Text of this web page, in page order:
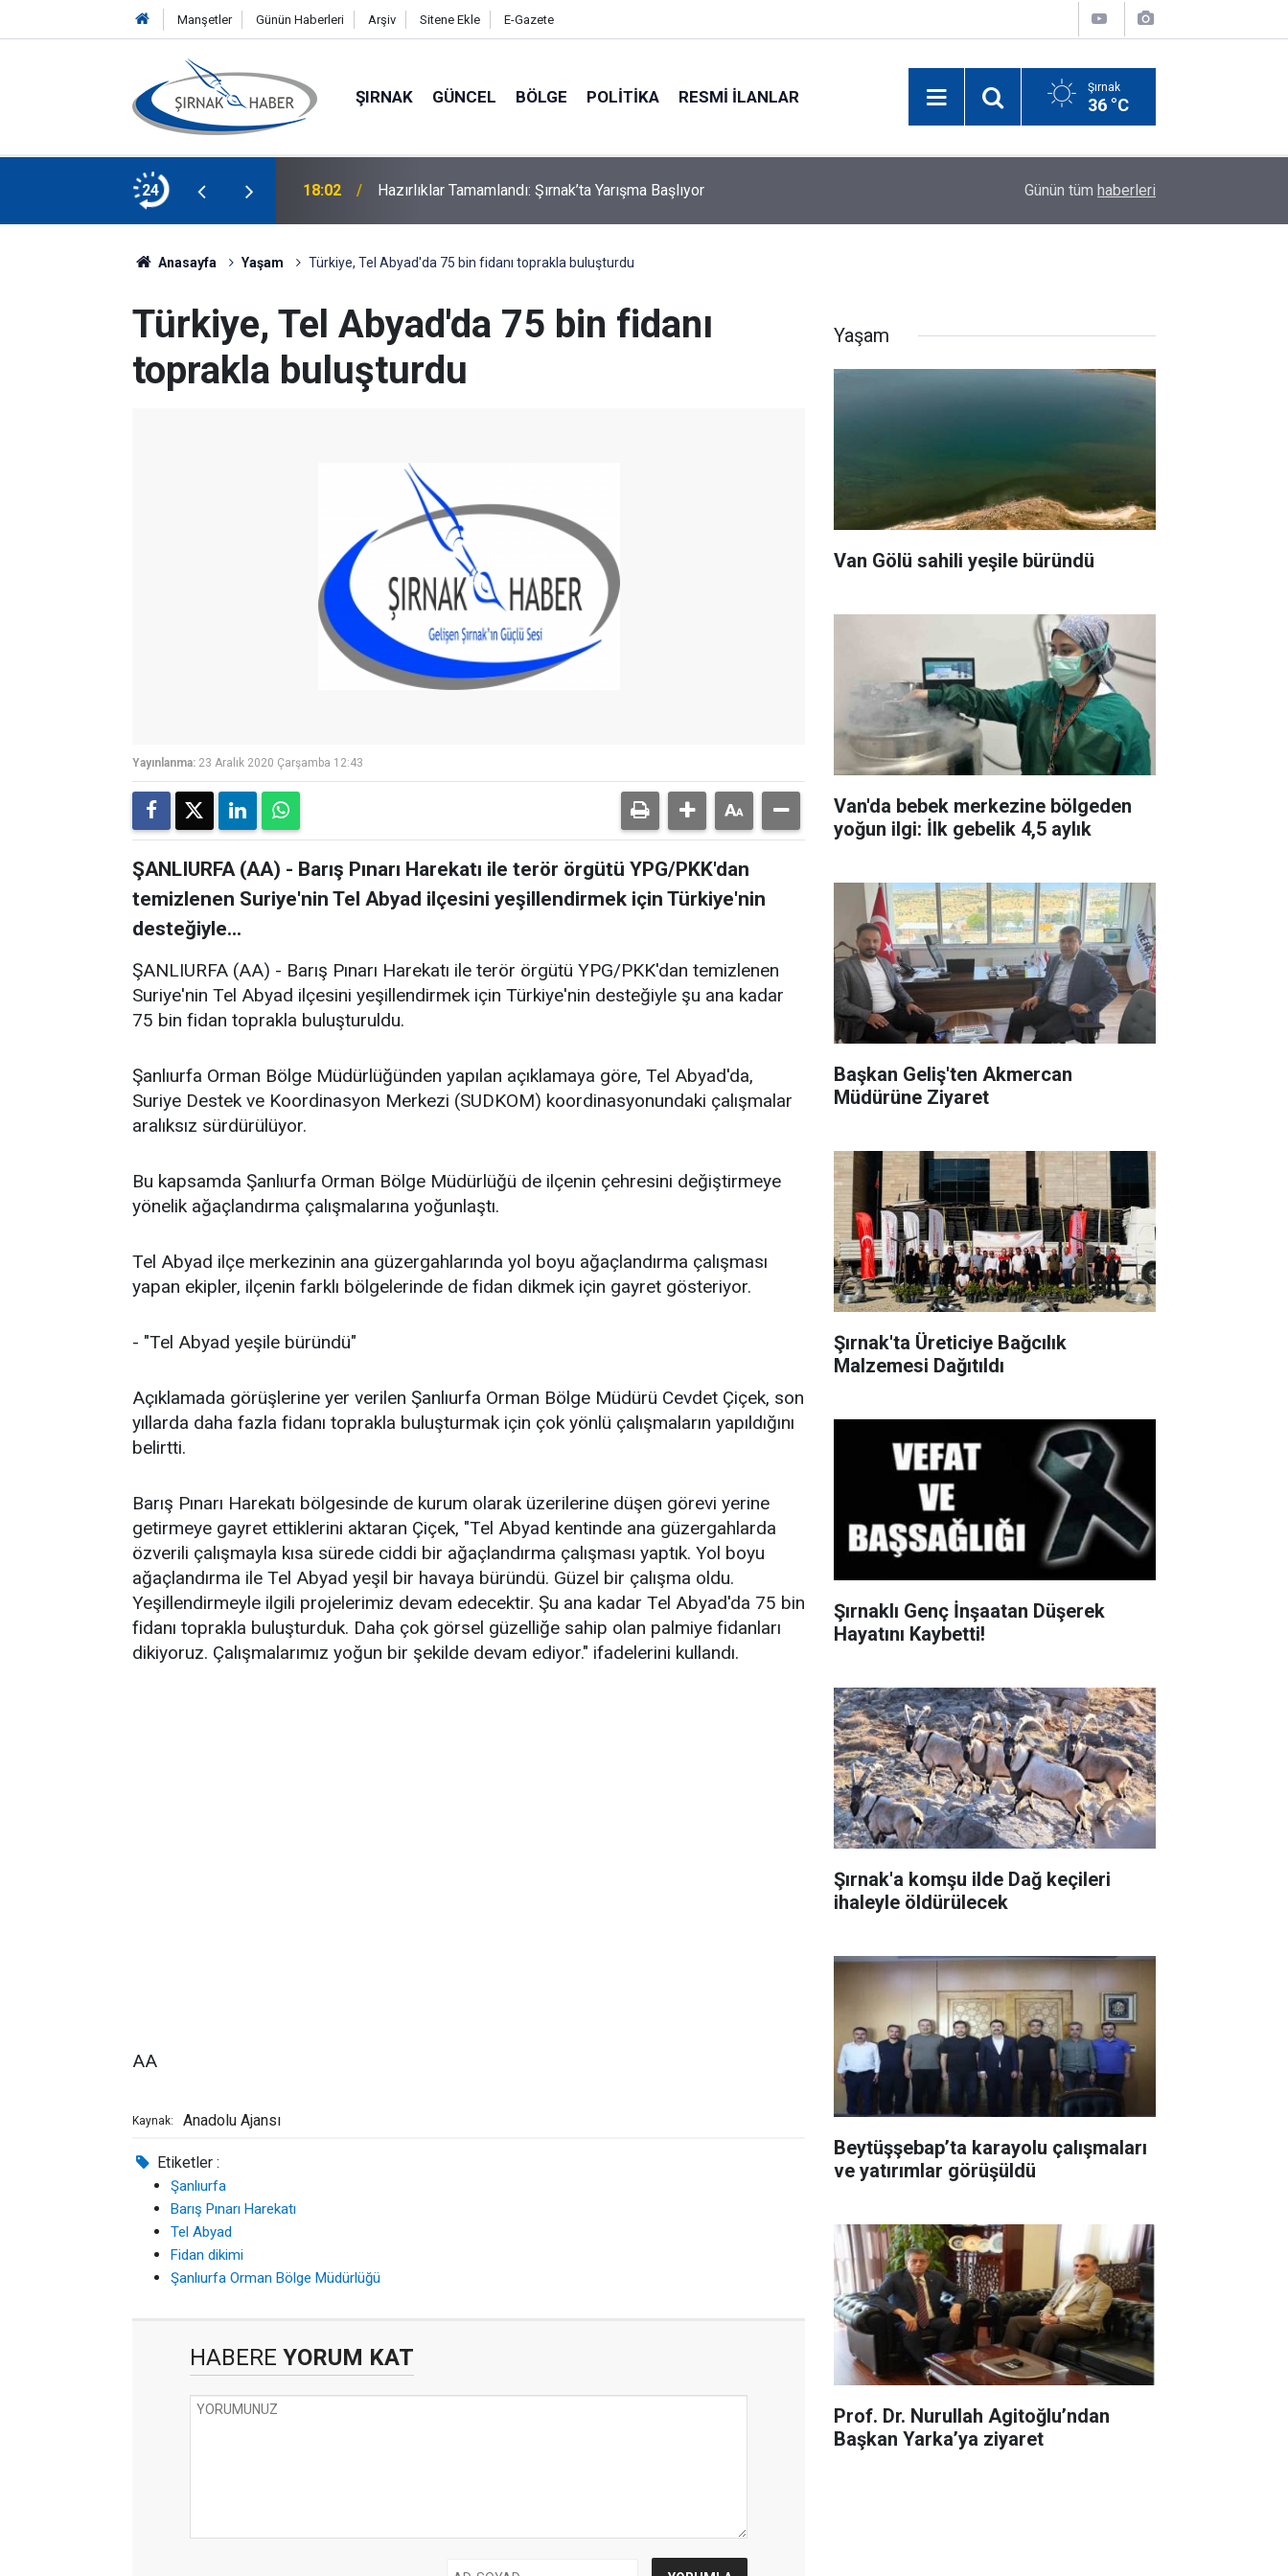
Manşetler Günün Haberleri Arşiv Sitene Ekle E-Gazete
ŞIRNAK GÜNCEL BÖLGE POLITIKA RESMI İLANLAR Şırnak
36 °C
24
yoğun ilgi: İlk gebelik 4,5 aylık 18:02 Hazırlıklar Tamamlandı: Şırnak’ta Yarışma Başlıyor Şırnak TEKNOFEST Drone Şampiyonası'na Ev
Günün tüm haberleri
Anasayfa Yaşam Türkiye, Tel Abyad'da 75 bin fidanı toprakla buluşturdu
Türkiye, Tel Abyad'da 75 bin fidanı
toprakla buluşturdu
Yayınlanma: 23 Aralık 2020 Çarşamba 12:43
ŞANLIURFA (AA) - Barış Pınarı Harekatı ile terör örgütü YPG/PKK'dan
temizlenen Suriye'nin Tel Abyad ilçesini yeşillendirmek için Türkiye'nin
desteğiyle...
ŞANLIURFA (AA) - Barış Pınarı Harekatı ile terör örgütü YPG/PKK'dan temizlenen
Suriye'nin Tel Abyad ilçesini yeşillendirmek için Türkiye'nin desteğiyle şu ana kadar
75 bin fidan toprakla buluşturuldu.
Şanlıurfa Orman Bölge Müdürlüğünden yapılan açıklamaya göre, Tel Abyad'da,
Suriye Destek ve Koordinasyon Merkezi (SUDKOM) koordinasyonundaki çalışmalar
aralıksız sürdürülüyor.
Bu kapsamda Şanlıurfa Orman Bölge Müdürlüğü de ilçenin çehresini değiştirmeye
yönelik ağaçlandırma çalışmalarına yoğunlaştı.
Tel Abyad ilçe merkezinin ana güzergahlarında yol boyu ağaçlandırma çalışması
yapan ekipler, ilçenin farklı bölgelerinde de fidan dikmek için gayret gösteriyor.
- "Tel Abyad yeşile büründü"
Açıklamada görüşlerine yer verilen Şanlıurfa Orman Bölge Müdürü Cevdet Çiçek, son
yıllarda daha fazla fidanı toprakla buluşturmak için çok yönlü çalışmaların yapıldığını
belirtti.
Barış Pınarı Harekatı bölgesinde de kurum olarak üzerilerine düşen görevi yerine
getirmeye gayret ettiklerini aktaran Çiçek, "Tel Abyad kentinde ana güzergahlarda
özverili çalışmayla kısa sürede ciddi bir ağaçlandırma çalışması yaptık. Yol boyu
ağaçlandırma ile Tel Abyad yeşil bir havaya büründü. Güzel bir çalışma oldu.
Yeşillendirmeyle ilgili projelerimiz devam edecektir. Şu ana kadar Tel Abyad'da 75 bin
fidanı toprakla buluşturduk. Daha çok görsel güzelliğe sahip olan palmiye fidanları
dikiyoruz. Çalışmalarımız yoğun bir şekilde devam ediyor." ifadelerini kullandı.
AA
Kaynak: Anadolu Ajansı
Etiketler :
Şanlıurfa
Barış Pınarı Harekatı
Tel Abyad
Fidan dikimi
Şanlıurfa Orman Bölge Müdürlüğü
HABERE YORUM KAT
Yaşam
Van Gölü sahili yeşile büründü
Van'da bebek merkezine bölgeden
yoğun ilgi: İlk gebelik 4,5 aylık
Başkan Geliş'ten Akmercan
Müdürüne Ziyaret
Şırnak'ta Üreticiye Bağcılık
Malzemesi Dağıtıldı
Şırnaklı Genç İnşaatan Düşerek
Hayatını Kaybetti!
Şırnak'a komşu ilde Dağ keçileri
ihaleyle öldürülecek
Beytüşşebap’ta karayolu çalışmaları
ve yatırımlar görüşüldü
Prof. Dr. Nurullah Agitoğlu’ndan
Başkan Yarka’ya ziyaret